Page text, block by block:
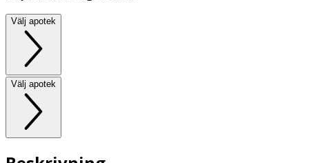
Välj apotek
Välj apotek